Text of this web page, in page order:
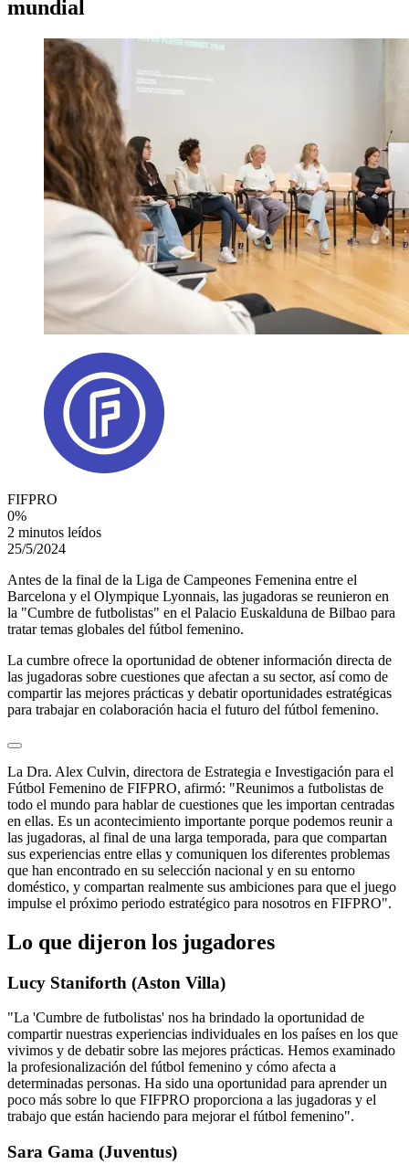
mundial
FIFPRO
0%
2 minutos leídos
25/5/2024
Antes de la final de la Liga de Campeones Femenina entre el
Barcelona y el Olympique Lyonnais, las jugadoras se reunieron en
la "Cumbre de futbolistas" en el Palacio Euskalduna de Bilbao para
tratar temas globales del fútbol femenino.
La cumbre ofrece la oportunidad de obtener información directa de
las jugadoras sobre cuestiones que afectan a su sector, así como de
compartir las mejores prácticas y debatir oportunidades estratégicas
para trabajar en colaboración hacia el futuro del fútbol femenino.
La Dra. Alex Culvin, directora de Estrategia e Investigación para el
Fútbol Femenino de FIFPRO, afirmó: "Reunimos a futbolistas de
todo el mundo para hablar de cuestiones que les importan centradas
en ellas. Es un acontecimiento importante porque podemos reunir a
las jugadoras, al final de una larga temporada, para que compartan
sus experiencias entre ellas y comuniquen los diferentes problemas
que han encontrado en su selección nacional y en su entorno
doméstico, y compartan realmente sus ambiciones para que el juego
impulse el próximo periodo estratégico para nosotros en FIFPRO".
Lo que dijeron los jugadores
Lucy Staniforth (Aston Villa)
"La 'Cumbre de futbolistas' nos ha brindado la oportunidad de
compartir nuestras experiencias individuales en los países en los que
vivimos y de debatir sobre las mejores prácticas. Hemos examinado
la profesionalización del fútbol femenino y cómo afecta a
determinadas personas. Ha sido una oportunidad para aprender un
poco más sobre lo que FIFPRO proporciona a las jugadoras y el
trabajo que están haciendo para mejorar el fútbol femenino".
Sara Gama (Juventus)